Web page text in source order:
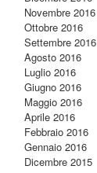
Novembre 2016
Ottobre 2016
Settembre 2016
Agosto 2016
Luglio 2016
Giugno 2016
Maggio 2016
Aprile 2016
Febbraio 2016
Gennaio 2016
Dicembre 2015